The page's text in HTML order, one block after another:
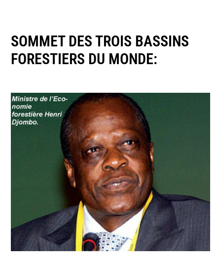
SOMMET DES TROIS BASSINS
FORESTIERS DU MONDE: